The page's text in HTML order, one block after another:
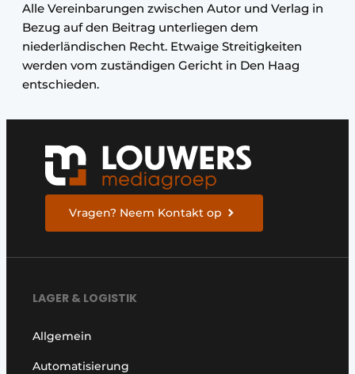
Alle Vereinbarungen zwischen Autor und Verlag in
Bezug auf den Beitrag unterliegen dem
niederländischen Recht. Etwaige Streitigkeiten
werden vom zuständigen Gericht in Den Haag
entschieden.
Vragen? Neem Kontakt op
LAGER & LOGISTIK
Allgemein
Automatisierung